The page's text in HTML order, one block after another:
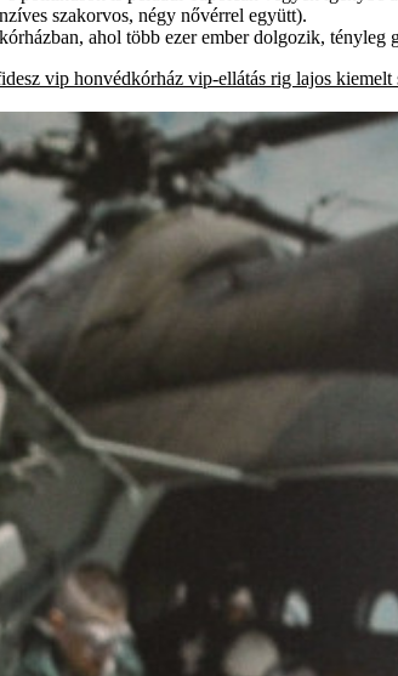
szakorvos, négy nővérrel együtt).
ahol több ezer ember dolgozik,
vip honvédkórház vip-ellátás rig lajos kiemelt